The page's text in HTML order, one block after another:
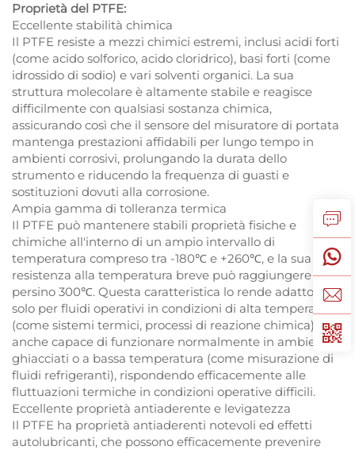
Proprietà del PTFE:
Eccellente stabilità chimica
Il PTFE resiste a mezzi chimici estremi, inclusi acidi forti
(come acido solforico, acido cloridrico), basi forti (come
idrossido di sodio) e vari solventi organici. La sua
struttura molecolare è altamente stabile e reagisce
difficilmente con qualsiasi sostanza chimica,
assicurando così che il sensore del misuratore di portata
mantenga prestazioni affidabili per lungo tempo in
ambienti corrosivi, prolungando la durata dello
strumento e riducendo la frequenza di guasti e
sostituzioni dovuti alla corrosione.
Ampia gamma di tolleranza termica
Il PTFE può mantenere stabili proprietà fisiche e
chimiche all'interno di un ampio intervallo di
temperatura compreso tra -180℃ e +260℃, e la sua
resistenza alla temperatura breve può raggiungere
persino 300℃. Questa caratteristica lo rende adatto non
solo per fluidi operativi in condizioni di alta temperatura
(come sistemi termici, processi di reazione chimica), ma
anche capace di funzionare normalmente in ambienti
ghiacciati o a bassa temperatura (come misurazione di
fluidi refrigeranti), rispondendo efficacemente alle
fluttuazioni termiche in condizioni operative difficili.
Eccellente proprietà antiaderente e levigatezza
Il PTFE ha proprietà antiaderenti notevoli ed effetti
autolubricanti, che possono efficacemente prevenire